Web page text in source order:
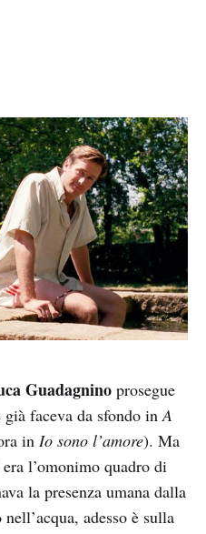
Guadagnino prosegue
faceva da sfondo in A
in Io sono l’amore). Ma
l’omonimo quadro di
la presenza umana dalla
adesso è sulla